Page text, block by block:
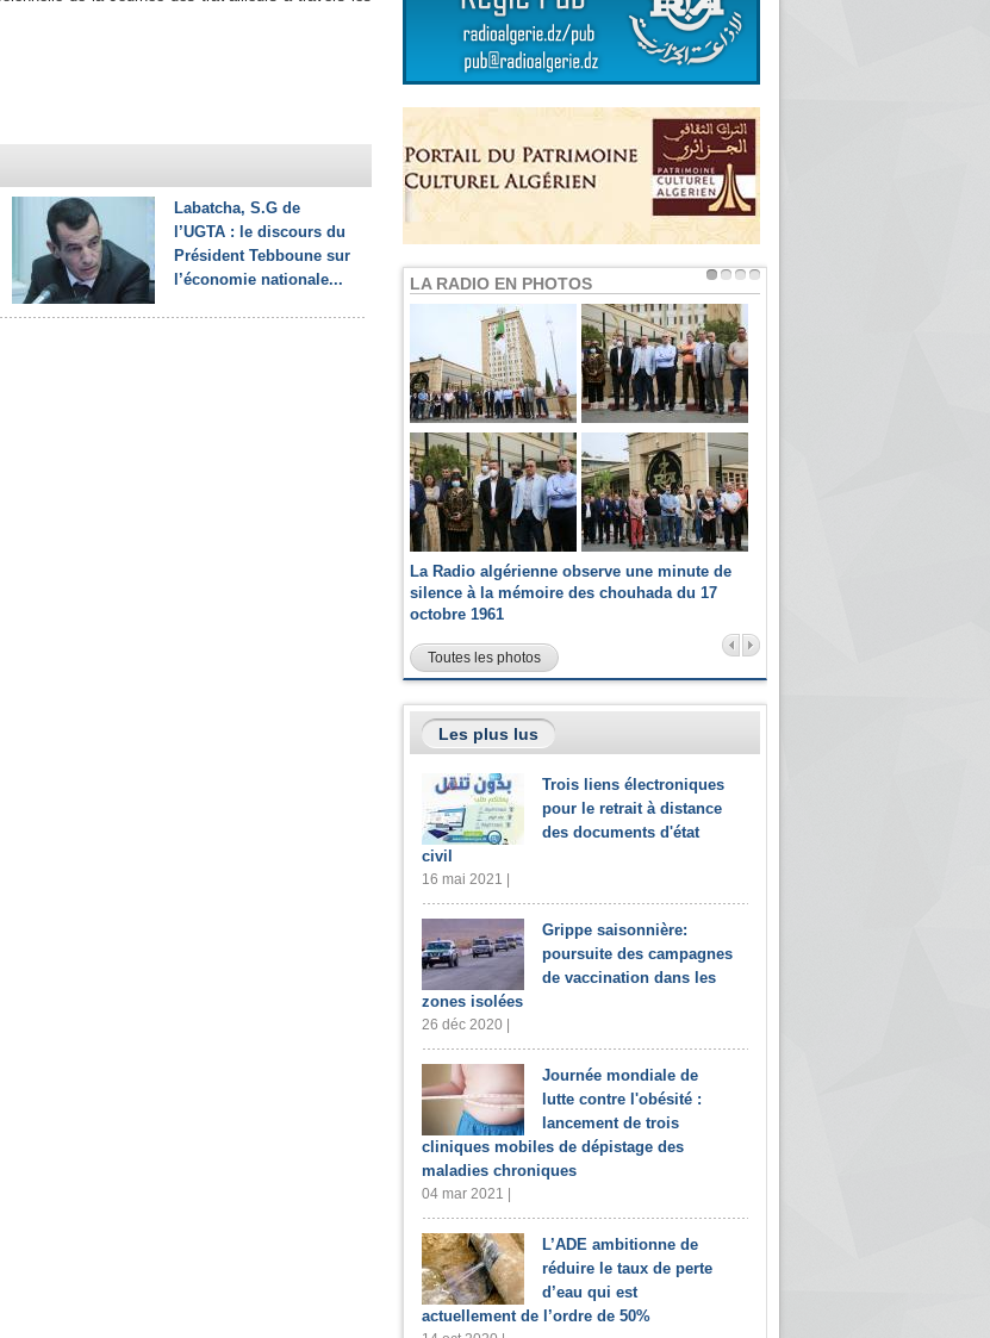
Labatcha, S.G de
l’UGTA : le discours du
Président Tebboune sur
l’économie nationale...
LA RADIO EN PHOTOS
La Radio algérienne observe une minute de
silence à la mémoire des chouhada du 17
octobre 1961
Toutes les photos
Les plus lus
Trois liens électroniques
pour le retrait à distance
des documents d'état
civil
16 mai 2021 |
Grippe saisonnière:
poursuite des campagnes
de vaccination dans les
zones isolées
26 déc 2020 |
Journée mondiale de
lutte contre l'obésité :
lancement de trois
cliniques mobiles de dépistage des
maladies chroniques
04 mar 2021 |
L’ADE ambitionne de
réduire le taux de perte
d’eau qui est
actuellement de l’ordre de 50%